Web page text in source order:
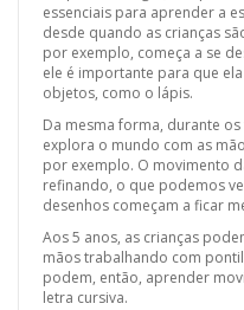
essenciais para aprender a
desde quando as crianças
por exemplo, começa a se
ele é importante para que
objetos, como o lápis.
Da mesma forma, durante
explora o mundo com as
por exemplo. O movimento
refinando, o que podemos
desenhos começam a ficar
Aos 5 anos, as crianças
mãos trabalhando com
podem, então, aprender
letra cursiva.